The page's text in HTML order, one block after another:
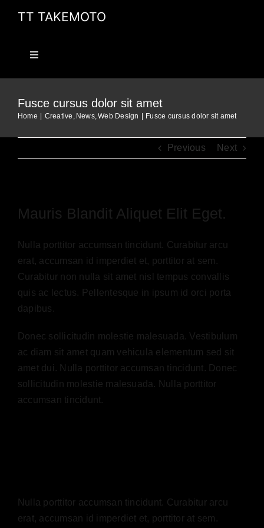
TT TAKEMOTO
Toggle
CV
NEWS
Fusce cursus dolor sit amet
Home Creative News Web Design Fusce cursus dolor sit amet
Previous Next
Mauris Blandit Aliquet Elit Eget.
Nulla porttitor accumsan tincidunt. Curabitur arcu
erat, accumsan id imperdiet et, porttitor at sem.
Curabitur non nulla sit amet nisl tempus convallis
quis ac lectus. Pellentesque in ipsum id orci porta
dapibus.
Donec sollicitudin molestie malesuada. Vestibulum
ac diam sit amet quam vehicula elementum sed sit
amet dui. Nulla porttitor accumsan tincidunt. Donec
sollicitudin molestie malesuada. Nulla porttitor
accumsan tincidunt.
Nulla porttitor accumsan tincidunt. Curabitur arcu
erat, accumsan id imperdiet et, porttitor at sem.